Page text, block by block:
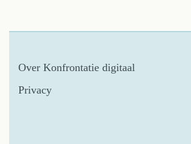
Over Konfrontatie digitaal
Privacy